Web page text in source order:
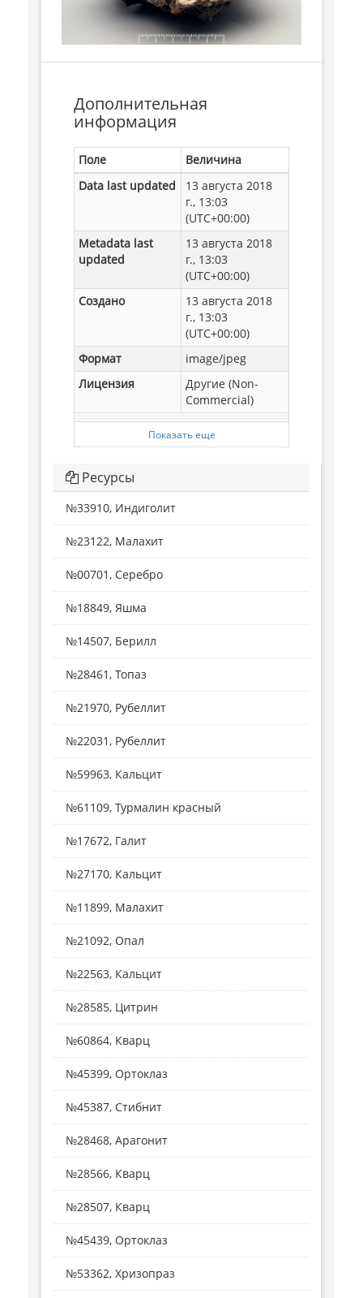
Дополнительная
информация
Поле
Величина
Data last updated
13 августа 2018
г., 13:03
(UTC+00:00)
Metadata last
updated
13 августа 2018
г., 13:03
(UTC+00:00)
Создано
13 августа 2018
г., 13:03
(UTC+00:00)
Формат
image/jpeg
Лицензия
Другие (Non-
Commercial)
Показать еще
Ресурсы
№33910, Индиголит
№23122, Малахит
№00701, Серебро
№18849, Яшма
№14507, Берилл
№28461, Топаз
№21970, Рубеллит
№22031, Рубеллит
№59963, Кальцит
№61109, Турмалин красный
№17672, Галит
№27170, Кальцит
№11899, Малахит
№21092, Опал
№22563, Кальцит
№28585, Цитрин
№60864, Кварц
№45399, Ортоклаз
№45387, Стибнит
№28468, Арагонит
№28566, Кварц
№28507, Кварц
№45439, Ортоклаз
№53362, Хризопраз